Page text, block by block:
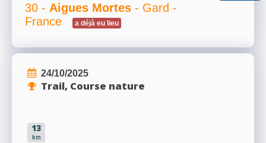
30 - Aigues Mortes - Gard -
France
a déjà eu lieu
24/10/2025
Trail, Course nature
13
km